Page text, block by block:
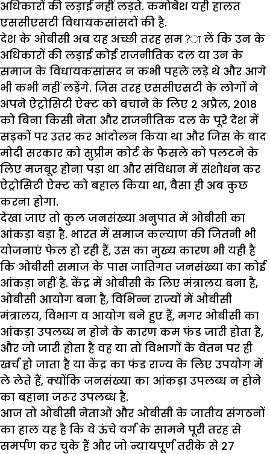
अधिकारों की लड़ाई नहीं लड़ते. कमोबेश यही हालत
एससीएसटी विधायकसांसदों की है.
देश के ओबीसी अब यह अच्छी तरह सम?ा लें कि उन के
अधिकारों की लड़ाई कोई राजनीतिक दल या उन के
समाज के विधायकसांसद न कभी पहले लड़े थे और आगे
भी कभी नहीं लड़ेंगे. जिस तरह एससीएसटी के लोगों ने
अपने ऐट्रोसिटी ऐक्ट को बचाने के लिए 2 अप्रैल, 2018
को बिना किसी नेता और राजनीतिक दल के पूरे देश में
सड़कों पर उतर कर आंदोलन किया था और जिस के बाद
मोदी सरकार को सुप्रीम कोर्ट के फैसले को पलटने के
लिए मजबूर होना पड़ा था और संविधान में संशोधन कर
ऐट्रोसिटी ऐक्ट को बहाल किया था, वैसा ही अब कुछ
करना होगा.
देखा जाए तो कुल जनसंख्या अनुपात में ओबीसी का
आंकड़ा बड़ा है. भारत में समाज कल्याण की जितनी भी
योजनाएं फेल हो रही हैं, उस का मुख्य कारण भी यही है
कि ओबीसी समाज के पास जातिगत जनसंख्या का कोई
आंकड़ा नहीं है. केंद्र में ओबीसी के लिए मंत्रालय बना है,
ओबीसी आयोग बना है, विभिन्न राज्यों में ओबीसी
मंत्रालय, विभाग व आयोग बने हुए हैं, मगर ओबीसी का
आंकड़ा उपलब्ध न होने के कारण कम फंड जारी होता है,
और जो जारी होता है वह या तो विभागों के वेतन पर ही
खर्च हो जाता है या केंद्र का फंड राज्य के लिए उपयोग में
ले लेते हैं, क्योंकि जनसंख्या का आंकड़ा उपलब्ध न होने
का बहाना जरूर उपलब्ध है.
आज तो ओबीसी नेताओं और ओबीसी के जातीय संगठनों
का हाल यह है कि वे ऊंचे वर्ग के सामने पूरी तरह से
समर्पण कर चुके हैं और जो न्यायपूर्ण तरीके से 27